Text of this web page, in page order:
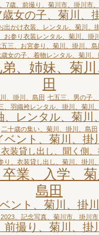
7歳、前撮り、菊川市、掛川市
女の子、菊川、
出かけ衣装、レンタル、菊川、
お参り衣装レンタル、菊川、掛
五三、お宮参り、菊川、掛川、島
女の子、着物レンタル、菊川、
、姉妹、菊
田
、掛川、島田 七五三、男の子
、羽織袴レンタル、掛川、菊川
、レンタル、菊川
二十歳の集い、菊川、掛川、島田
ベント、菊川、掛
装貸し出し、聞く側、
り、衣装貸し出し、菊川、掛川
業、入学、菊
島田
ント、菊川、掛
、記念写真、菊川市、掛川
前撮り、菊川、掛